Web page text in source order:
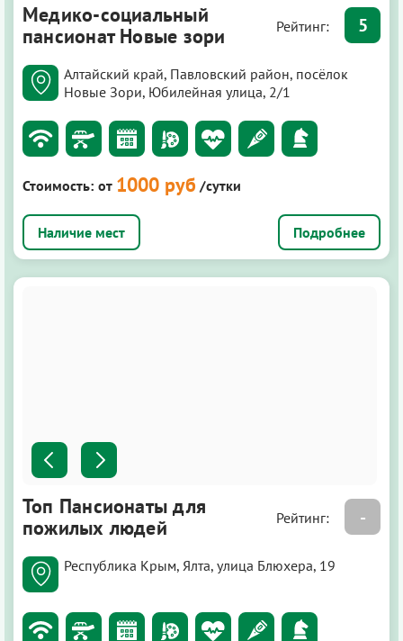
Медико-социальный
пансионат Новые зори
Рейтинг: 5
Алтайский край, Павловский район, посёлок
Новые Зори, Юбилейная улица, 2/1
Стоимость: от 1000 руб /сутки
Подробнее
Топ Пансионаты для
пожилых людей
Рейтинг: -
Республика Крым, Ялта, улица Блюхера, 19